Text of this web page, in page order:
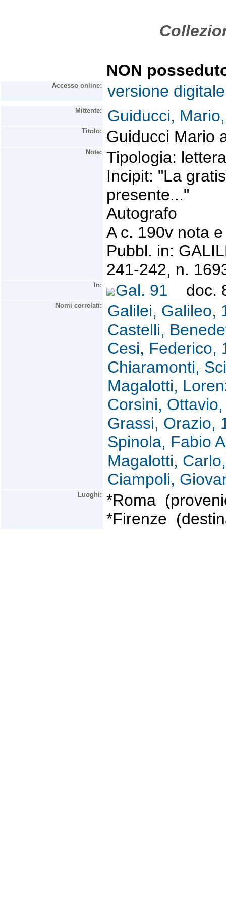
NON
Accesso online: versione digitale
Mittente: Guiducci,
Titolo: Guiducci Mario
Note:
Tipologia: lettera
Incipit: "La
presente..."
Autografo
A c. 190v nota
Pubbl. in:
241-242, n.
In: Gal. 91 doc.
Nomi correlati:
Galilei, Galileo,
Castelli,
Cesi, Federico,
Chiaramonti,
Magalotti,
Corsini,
Grassi, Orazio,
Spinola, Fabio
Magalotti,
Ciampoli,
Luoghi:
*Roma
*Firenze